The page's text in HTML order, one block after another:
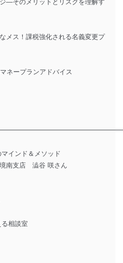
―そのメリットとリスクを理解す
メス！課税強化される名義変更プ
ネープランアドバイス
インド＆メソッド
南支店 澁谷 咲さん
相談室